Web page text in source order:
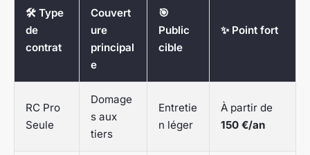
🛠️ Type
de
contrat
Couvert
ure
principal
e
🎯
Public
cible
✨ Point fort
RC Pro
Seule
Domage
s aux
tiers
Entretie
n léger
À partir de
150 €/an